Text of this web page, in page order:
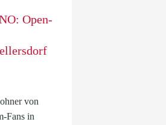
Open-
von
Fans in